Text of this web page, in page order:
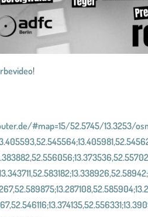
!
#map=15/52.5745/13.3253/